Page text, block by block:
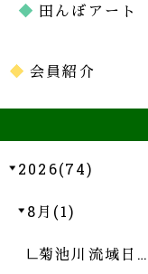
田んぼアート
会員紹介
2026(74)
8月(1)
菊池川流域日…